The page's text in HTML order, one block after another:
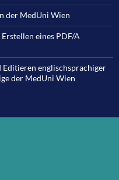
der MedUni Wien
eines PDF/A
englischsprachiger
der MedUni Wien